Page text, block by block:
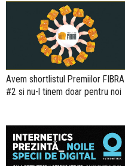
Avem shortlistul Premiilor FIBRA
#2 si nu-l tinem doar pentru noi